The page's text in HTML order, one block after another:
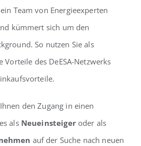
Team von Energieexperten
kümmert sich um den
So nutzen Sie als
des DeESA-Netzwerks
den Zugang in einen
als Neueinsteigeroder als
auf der Suche nach neuen